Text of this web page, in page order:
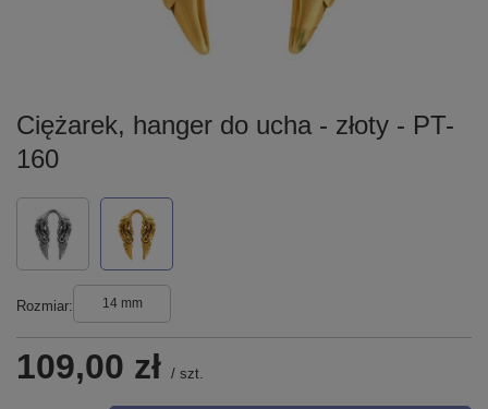
Ciężarek, hanger do ucha - złoty - PT-
160
Rozmiar 14 mm
109,00 zł / szt.